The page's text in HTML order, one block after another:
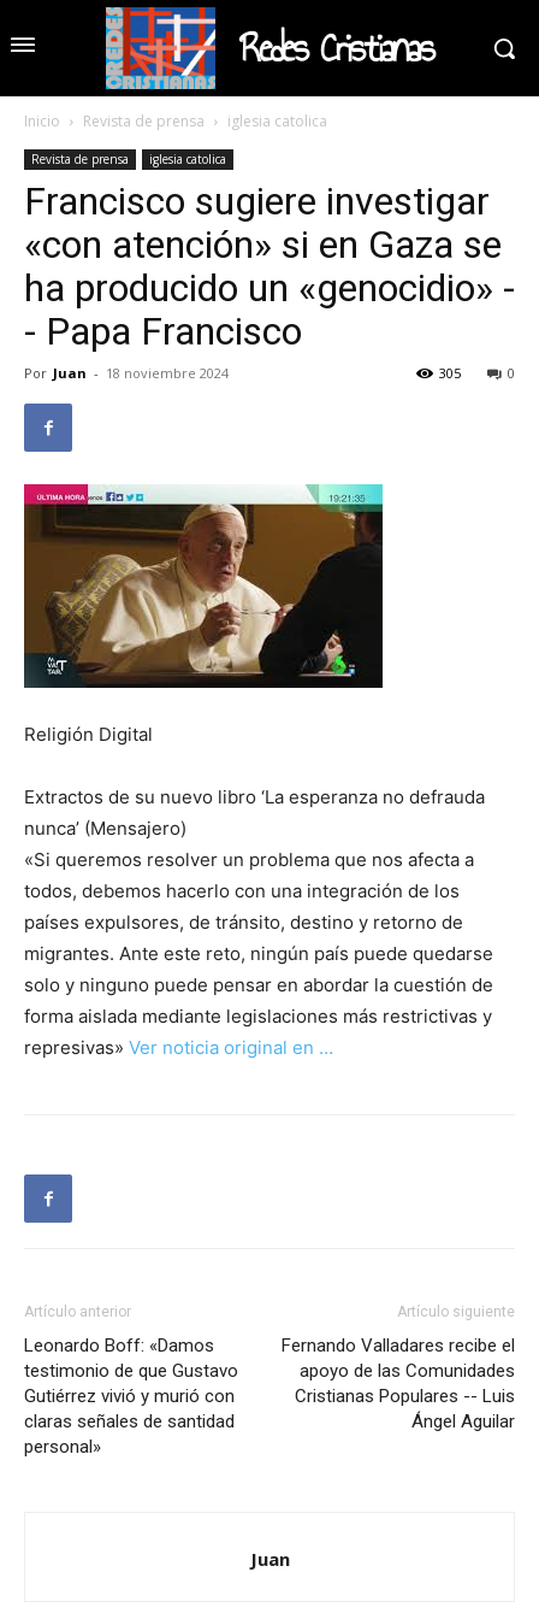
Redes Cristianas
Inicio Revista de prensa iglesia catolica
Revista de prensa iglesia catolica
Francisco sugiere investigar
«con atención» si en Gaza se
ha producido un «genocidio» -
- Papa Francisco
Por Juan - 18 noviembre 2024 0
305
Religión Digital
Extractos de su nuevo libro ‘La esperanza no defrauda
nunca’ (Mensajero)
«Si queremos resolver un problema que nos afecta a
todos, debemos hacerlo con una integración de los
países expulsores, de tránsito, destino y retorno de
migrantes. Ante este reto, ningún país puede quedarse
solo y ninguno puede pensar en abordar la cuestión de
forma aislada mediante legislaciones más restrictivas y
represivas» Ver noticia original en …
Artículo anterior
Leonardo Boff: «Damos
testimonio de que Gustavo
Gutiérrez vivió y murió con
claras señales de santidad
personal»
Artículo siguiente
Fernando Valladares recibe el
apoyo de las Comunidades
Cristianas Populares -- Luis
Ángel Aguilar
Juan